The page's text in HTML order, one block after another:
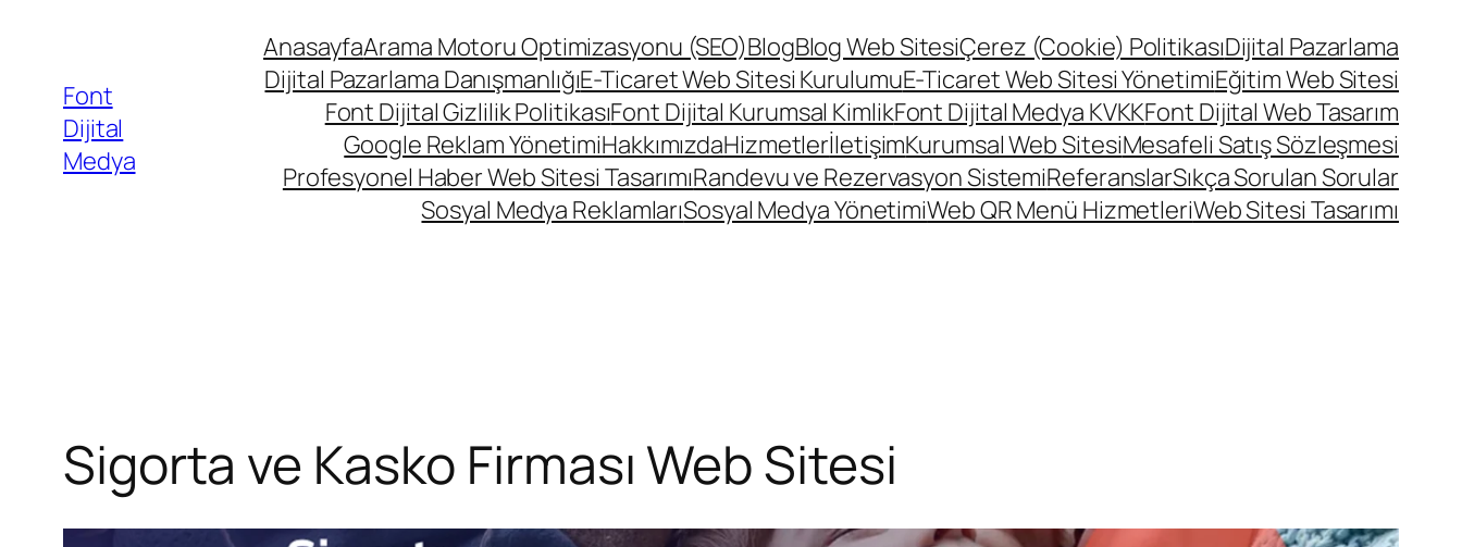
Font
Dijital
Medya
AnasayfaArama Motoru Optimizasyonu (SEO)BlogBlog Web SitesiÇerez (Cookie) PolitikasıDijital Pazarlama
Dijital Pazarlama DanışmanlığıE-Ticaret Web Sitesi KurulumuE-Ticaret Web Sitesi YönetimiEğitim Web Sitesi
Font Dijital Gizlilik PolitikasıFont Dijital Kurumsal KimlikFont Dijital Medya KVKKFont Dijital Web Tasarım
Google Reklam YönetimiHakkımızdaHizmetlerİletişimKurumsal Web SitesiMesafeli Satış Sözleşmesi
Profesyonel Haber Web Sitesi TasarımıRandevu ve Rezervasyon SistemiReferanslarSıkça Sorulan Sorular
Sosyal Medya ReklamlarıSosyal Medya YönetimiWeb QR Menü HizmetleriWeb Sitesi Tasarımı
Sigorta ve Kasko Firması Web Sitesi